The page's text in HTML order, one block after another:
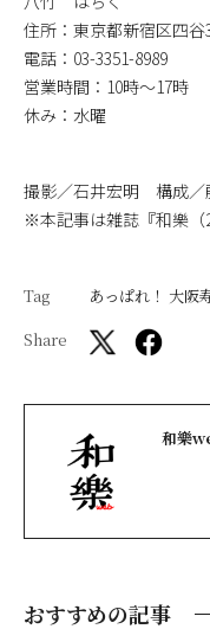
住所：東京都新宿区四
電話：03-3351-8989
営業時間：10時～17時
休み：水曜
撮影／石井宏明 構成／
※本記事は雑誌『和樂（
Tag あっぱれ！ 大阪
Share
和樂
おすすめの記事